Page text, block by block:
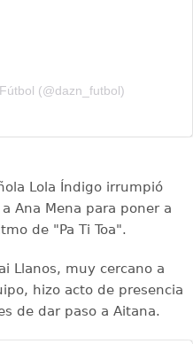
(@dazn_futbol)
Lola Índigo irrumpió
Ana Mena para poner a
de "Pa Ti Toa".
Llanos, muy cercano a
hizo acto de presencia
de dar paso a Aitana.